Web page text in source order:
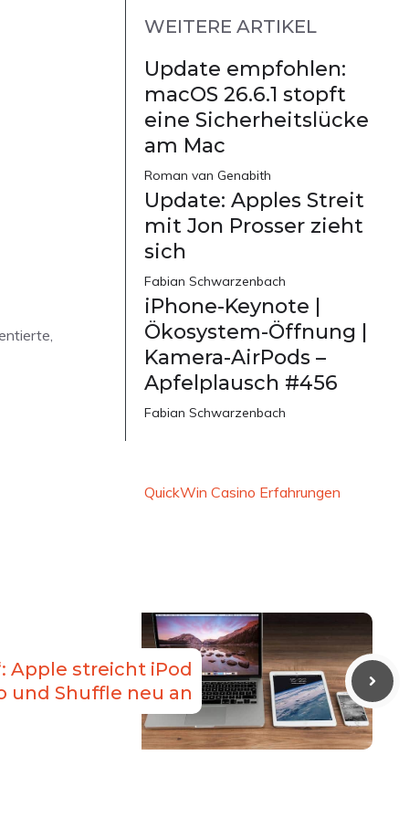
WEITERE ARTIKEL
Update empfohlen:
macOS 26.6.1 stopft
eine Sicherheitslücke
am Mac
Roman van Genabith
Update: Apples Streit
mit Jon Prosser zieht
sich
Fabian Schwarzenbach
iPhone-Keynote |
Ökosystem-Öffnung |
Kamera-AirPods –
Apfelplausch #456
Fabian Schwarzenbach
QuickWin Casino Erfahrungen
Apple streicht iPod
und Shuffle neu an